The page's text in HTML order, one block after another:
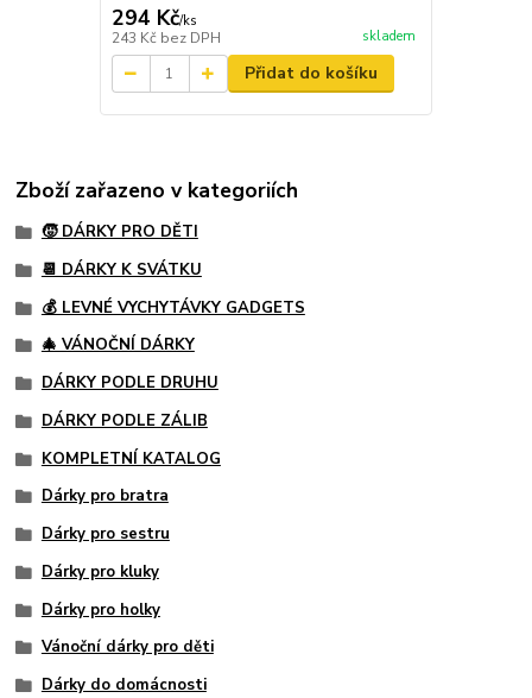
294 Kč/ks
243 Kč bez DPH skladem
Přidat do košíku
Zboží zařazeno v kategoriích
🧒 DÁRKY PRO DĚTI
📆 DÁRKY K SVÁTKU
💰 LEVNÉ VYCHYTÁVKY GADGETS
🎄 VÁNOČNÍ DÁRKY
DÁRKY PODLE DRUHU
DÁRKY PODLE ZÁLIB
KOMPLETNÍ KATALOG
Dárky pro bratra
Dárky pro sestru
Dárky pro kluky
Dárky pro holky
Vánoční dárky pro děti
Dárky do domácnosti